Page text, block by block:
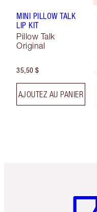
MINI PILLOW TALK
LIP KIT
Pillow Talk
Original
35,50 $
AJOUTEZ AU PANIER